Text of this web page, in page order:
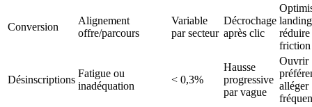
Conversion
Alignement
offre/parcours
Variable
par secteur
Décrochage
après clic
réduire
friction
Désinscriptions
Fatigue ou
inadéquation
< 0,3%
Hausse
progressive
par vague
Ouvrir
alléger